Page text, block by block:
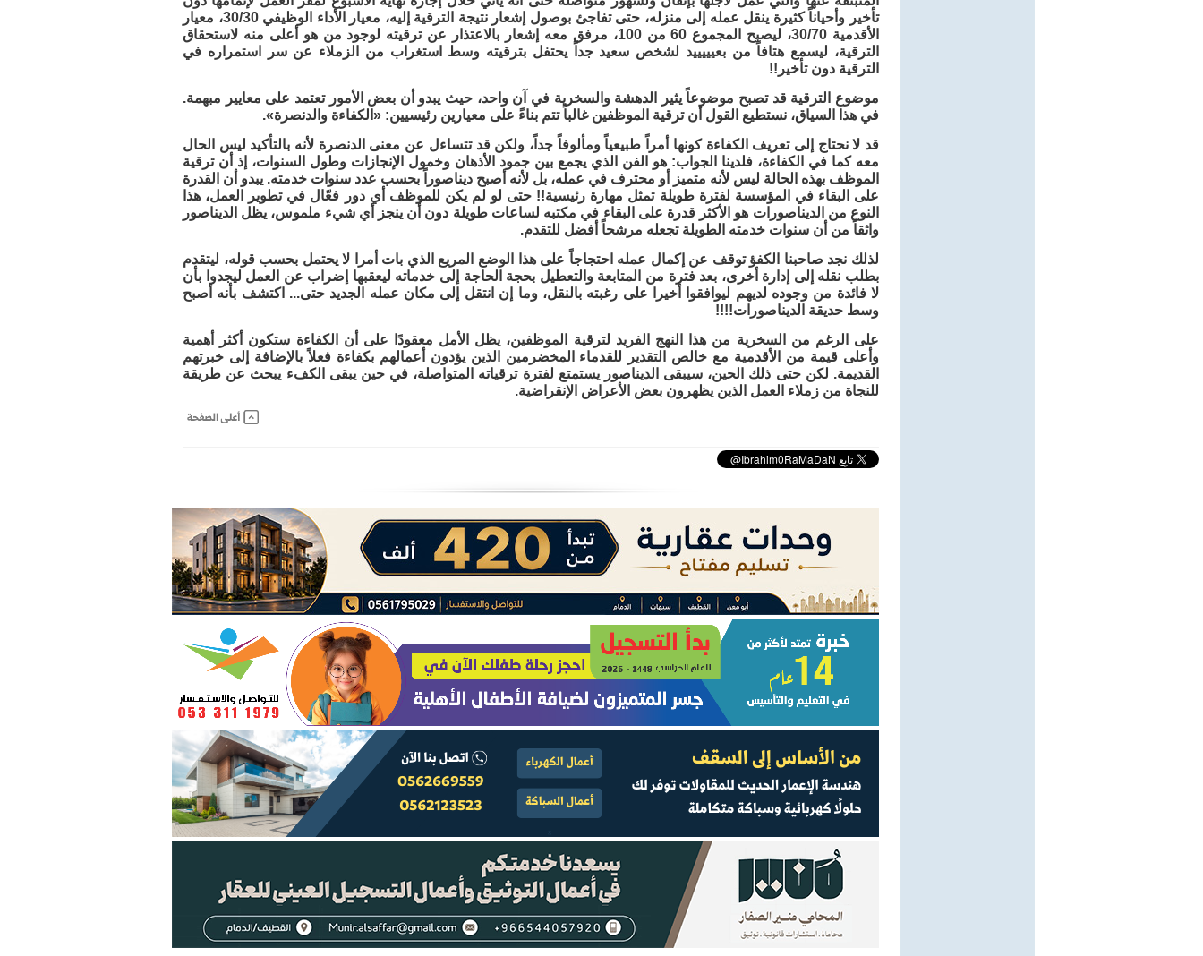
تأخير وأحياناً كثيرة ينقل عمله إلى منزله، حتى تفاجئ بوصول إشعار نتيجة الترقية إليه، معيار الأداء الوظيفي 30/30، معيار
الأقدمية 30/70، ليصبح المجموع 60 من 100، مرفق معه إشعار بالاعتذار عن ترقيته لوجود من هو أعلى منه لاستحقاق
الترقية، ليسمع هتافاً من بعيييييد لشخص سعيد جداً يحتفل بترقيته وسط استغراب من الزملاء عن سر استمراره في
الترقية دون تأخير!!
موضوع الترقية قد تصبح موضوعاً يثير الدهشة والسخرية في آن واحد، حيث يبدو أن بعض الأمور تعتمد على معايير مبهمة.
في هذا السياق، نستطيع القول أن ترقية الموظفين غالباً تتم بناءً على معيارين رئيسيين: «الكفاءة والدنصرة».
قد لا نحتاج إلى تعريف الكفاءة كونها أمراً طبيعياً ومألوفاً جداً، ولكن قد تتساءل عن معنى الدنصرة لأنه بالتأكيد ليس الحال
معه كما في الكفاءة، فلدينا الجواب: هو الفن الذي يجمع بين جمود الأذهان وخمول الإنجازات وطول السنوات، إذ أن ترقية
الموظف بهذه الحالة ليس لأنه متميز أو محترف في عمله، بل لأنه أصبح ديناصوراً بحسب عدد سنوات خدمته. يبدو أن القدرة
على البقاء في المؤسسة لفترة طويلة تمثل مهارة رئيسية!! حتى لو لم يكن للموظف أي دور فعّال في تطوير العمل، هذا
النوع من الديناصورات هو الأكثر قدرة على البقاء في مكتبه لساعات طويلة دون أن ينجز أي شيء ملموس، يظل الديناصور
واثقاً من أن سنوات خدمته الطويلة تجعله مرشحاً أفضل للتقدم.
لذلك نجد صاحبنا الكفؤ توقف عن إكمال عمله احتجاجاً على هذا الوضع المريع الذي بات أمرا لا يحتمل بحسب قوله، ليتقدم
بطلب نقله إلى إدارة أخرى، بعد فترة من المتابعة والتعطيل بحجة الحاجة إلى خدماته ليعقبها إضراب عن العمل ليجدوا بأن
لا فائدة من وجوده لديهم ليوافقوا أخيرا على رغبته بالنقل، وما إن انتقل إلى مكان عمله الجديد حتى... اكتشف بأنه أصبح
وسط حديقة الديناصورات!!!!
على الرغم من السخرية من هذا النهج الفريد لترقية الموظفين، يظل الأمل معقودًا على أن الكفاءة ستكون أكثر أهمية
وأعلى قيمة من الأقدمية مع خالص التقدير للقدماء المخضرمين الذين يؤدون أعمالهم بكفاءة فعلاً بالإضافة إلى خبرتهم
القديمة. لكن حتى ذلك الحين، سيبقى الديناصور يستمتع لفترة ترقياته المتواصلة، في حين يبقى الكفء يبحث عن طريقة
للنجاة من زملاء العمل الذين يظهرون بعض الأعراض الإنقراضية.